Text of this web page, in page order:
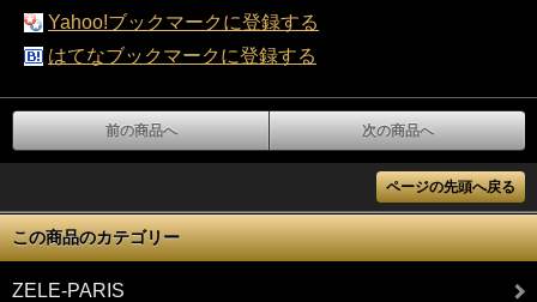
Yahoo!ブックマークに登録する
はてなブックマークに登録する
前の商品へ 次の商品へ
ページの先頭へ戻る
この商品のカテゴリー
ZELE-PARIS